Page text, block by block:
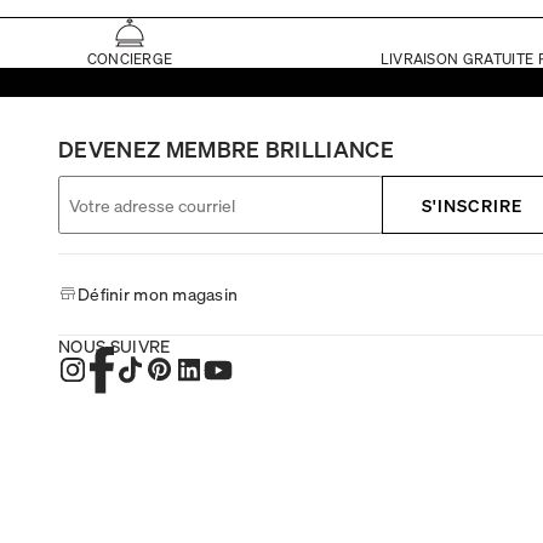
CONCIERGE LIVRAISON GRATUITE
DEVENEZ MEMBRE BRILLIANCE
S'INSCRIRE
Définir mon magasin
NOUS SUIVRE